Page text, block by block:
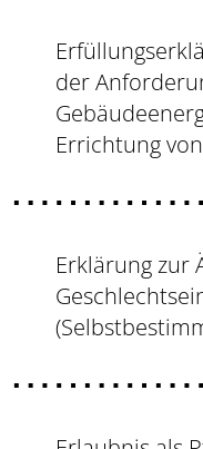
der
Errichtung
Erklärung zur